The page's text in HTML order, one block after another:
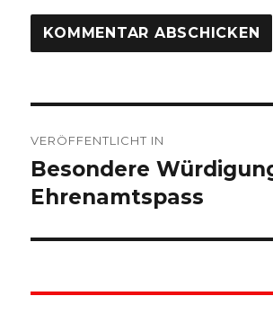
VERÖFFENTLICHT IN
Besondere
Ehrenamtspass